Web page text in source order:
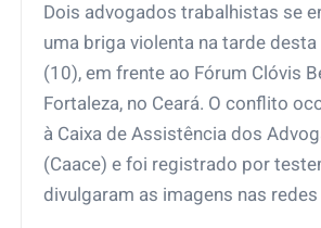
Dois advogados trabalhistas se
uma briga violenta na tarde
(10), em frente ao Fórum Clóvis
Fortaleza, no Ceará. O conflito
à Caixa de Assistência dos
(Caace) e foi registrado por
divulgaram as imagens nas